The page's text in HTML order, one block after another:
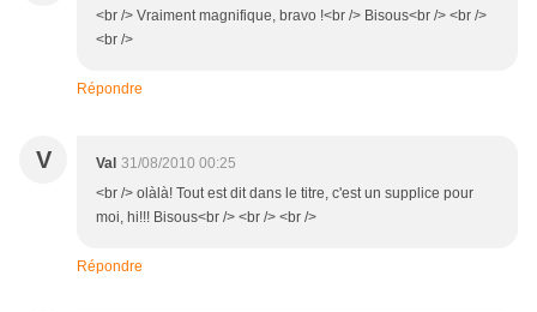
<br /> Vraiment magnifique, bravo !<br /> Bisous<br /> <br />
<br />
Répondre
V Val 31/08/2010 00:25
<br /> olàlà! Tout est dit dans le titre, c'est un supplice pour
moi, hi!!! Bisous<br /> <br /> <br />
Répondre